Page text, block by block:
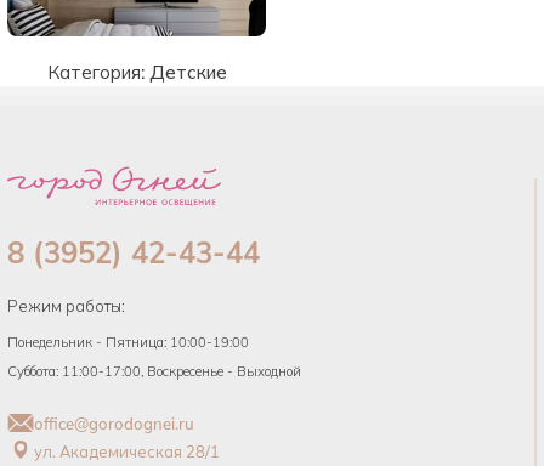
Категория: Детские
8 (3952) 42-43-44
Режим работы:
Понедельник - Пятница: 10:00-19:00
Суббота: 11:00-17:00, Воскресенье - Выходной
office@gorodognei.ru
ул. Академическая 28/1